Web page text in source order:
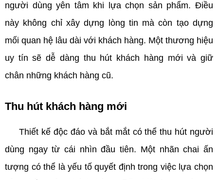
người dùng yên tâm khi lựa chọn sản phẩm. Điều
này không chỉ xây dựng lòng tin mà còn tạo dựng
mối quan hệ lâu dài với khách hàng. Một thương hiệu
uy tín sẽ dễ dàng thu hút khách hàng mới và giữ
chân những khách hàng cũ.
Thu hút khách hàng mới
Thiết kế độc đáo và bắt mắt có thể thu hút người
dùng ngay từ cái nhìn đầu tiên. Một nhãn chai ấn
tượng có thể là yếu tố quyết định trong việc lựa chọn